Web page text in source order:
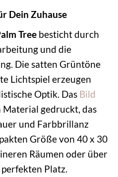
Dein Zuhause
Tree besticht durch
und die
Die satten Grüntöne
Lichtspiel erzeugen
Optik. Das Bild
gedruckt, das
und Farbbrillanz
Größe von 40 x 30
Räumen oder über
Platz.